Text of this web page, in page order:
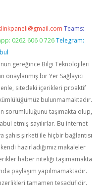
Teams:
0262 606 0 726 Telegram:
gereğince Bilgi Teknolojileri
onaylanmış bir Yer Sağlayıcı
sitedeki içerikleri proaktif
bulunmamaktadır.
sorumluluğunu taşımakta olup,
etmiş sayılırlar. Bu internet
şirketi ile hiçbir bağlantısı
hazırladığımız makaleler
haber niteliği taşımamakta
paylaşım yapılmamaktadır.
tamamen tesadüfidir.